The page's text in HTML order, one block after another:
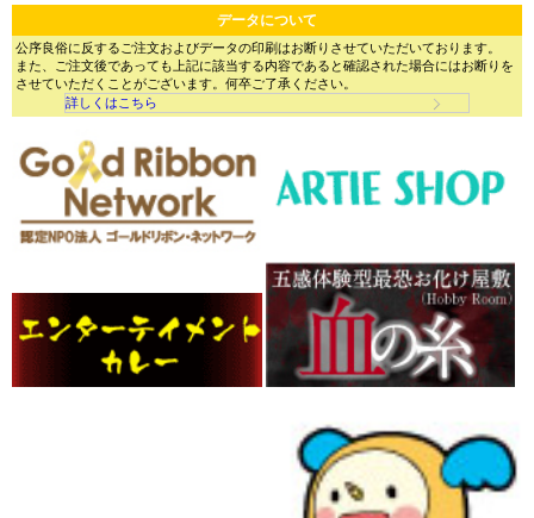
データについて
公序良俗に反するご注文およびデータの印刷はお断りさせていただいております。
また、ご注文後であっても上記に該当する内容であると確認された場合にはお断りを
させていただくことがございます。何卒ご了承ください。
詳しくはこちら